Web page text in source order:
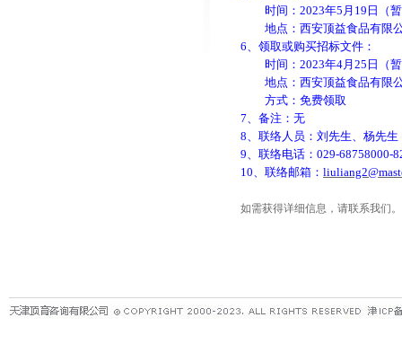
时间： 2023年5 月 19 日（
地点：西安顶益食品有限
6、领取或购买招标文件：
时间： 2023年4月 25 日（
地点：西安顶益食品有限
方式：免费领取
7、备注：无
8、联络人员：刘先生、杨先生
9、联络电话： 029-68758000-
10、联络邮箱：
如需获得详细信息，请联系我们。